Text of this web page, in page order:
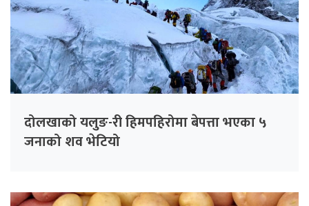
दोलखाको यलुङ-री हिमपहिरोमा बेपत्ता भएका ५
जनाको शव भेटियो